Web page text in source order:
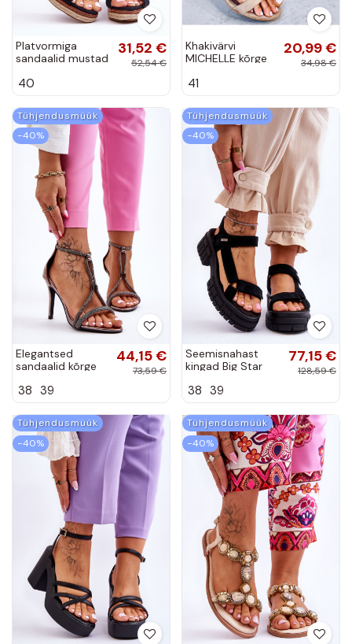
Platvormiga
sandaalid mustad
31,52 €
52,54 €
40
Khakivärvi
MICHELLE kõrge
õhukese
20,99 €
34,98 €
41
Tühjendusmüük
−40%
Elegantsed
sandaalid kõrge
neetidega
Jenesis
44,15 €
73,59 €
38 39
Tühjendusmüük
−40%
Seemisnahast
kingad Big Star
77,15 €
128,59 €
38 39
Tühjendusmüük
−40%
Tühjendusmüük
−40%